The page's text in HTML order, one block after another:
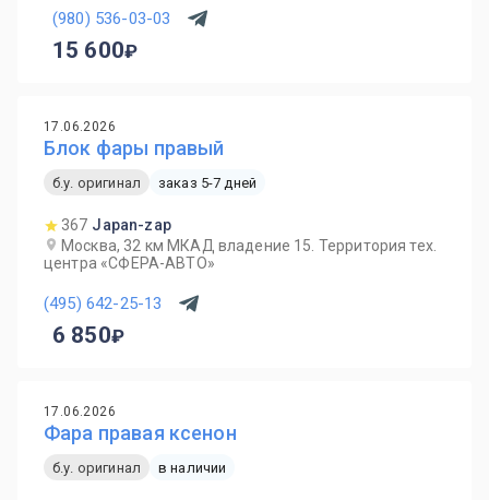
(980) 536-03-03
15 600
17.06.2026
Блок фары правый
б.у. оригинал заказ 5-7 дней
367 Japan-zap
Москва, 32 км МКАД владение 15. Территория тех.
центра «СФЕРА-АВТО»
(495) 642-25-13
6 850
17.06.2026
Фара правая ксенон
б.у. оригинал в наличии